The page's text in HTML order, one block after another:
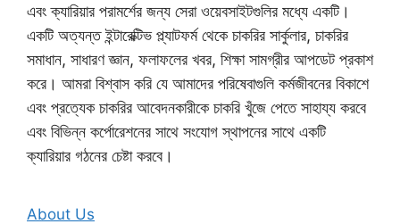
এবং ক্যারিয়ার পরামর্শের জন্য সেরা ওয়েবসাইটগুলির মধ্যে একটি।
একটি অত্যন্ত ইন্টারেক্টিভ প্ল্যাটফর্ম থেকে চাকরির সার্কুলার, চাকরির
সমাধান, সাধারণ জ্ঞান, ফলাফলের খবর, শিক্ষা সামগ্রীর আপডেট প্রকাশ
করে। আমরা বিশ্বাস করি যে আমাদের পরিষেবাগুলি কর্মজীবনের বিকাশে
এবং প্রত্যেক চাকরির আবেদনকারীকে চাকরি খুঁজে পেতে সাহায্য করবে
এবং বিভিন্ন কর্পোরেশনের সাথে সংযোগ স্থাপনের সাথে একটি
ক্যারিয়ার গঠনের চেষ্টা করবে।
About Us